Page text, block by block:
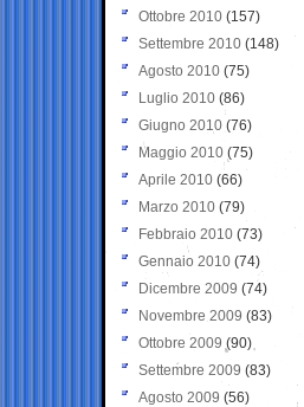
Ottobre 2010 (157)
Settembre 2010 (148)
Agosto 2010 (75)
Luglio 2010 (86)
Giugno 2010 (76)
Maggio 2010 (75)
Aprile 2010 (66)
Marzo 2010 (79)
Febbraio 2010 (73)
Gennaio 2010 (74)
Dicembre 2009 (74)
Novembre 2009 (83)
Ottobre 2009 (90)
Settembre 2009 (83)
Agosto 2009 (56)